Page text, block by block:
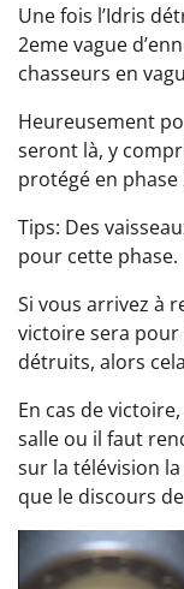
Une fois l’Idris
2eme vague
chasseurs en
Heureusement
seront là, y
protégé en phase
Tips: Des
pour cette phase.
Si vous arrivez à
victoire sera pour
détruits, alors
En cas de
salle ou il faut
sur la télévision la
que le discours